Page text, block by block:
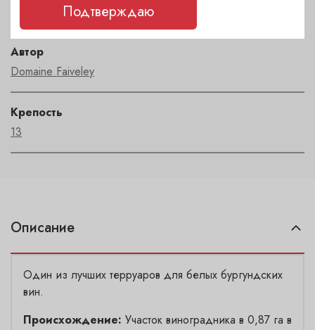
Автор
Domaine Faiveley
Крепость
13
Описание
Один из лучших терруаров для белых бургундских
вин.
Происхождение: Участок виноградника в 0,87 га в
Подтверждаю